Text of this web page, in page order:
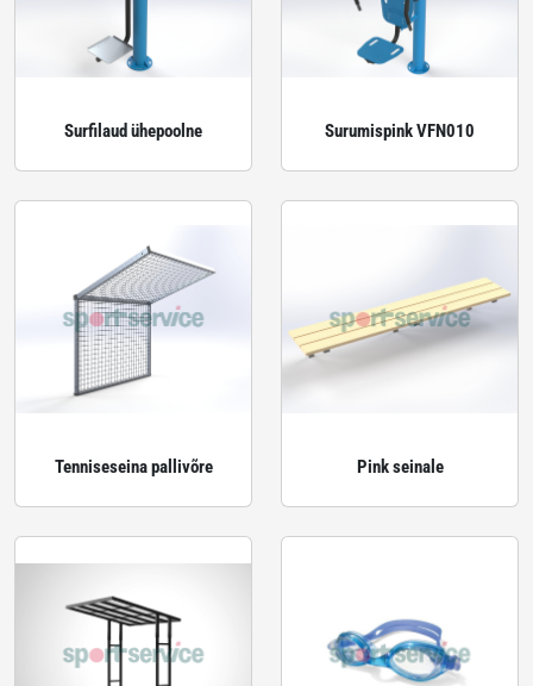
Surfilaud ühepoolne Surumispink VFN010
Tenniseseina pallivõre Pink seinale